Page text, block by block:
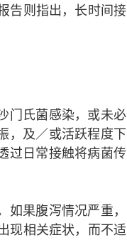
告则指出，长时间接
门氏菌感染，或未必
，及／或活跃程度下
过日常接触将病菌传
果腹泻情况严重，
现相关症状，而不适